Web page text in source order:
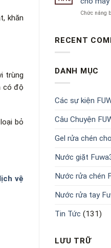
khăn
trùng
có độ
bỏ
vệ
Chức năng
RECENT
DANH MỤC
Các sự kiện
Câu Chuyện
Gel rửa chén
Nước giặt
Nước rửa chén
Nước rửa tay
Tin Tức (131)
LƯU TRỮ